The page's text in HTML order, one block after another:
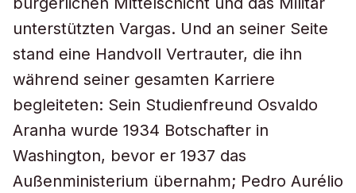
unterstützten Vargas. Und an seiner Seite
stand eine Handvoll Vertrauter, die ihn
während seiner gesamten Karriere
begleiteten: Sein Studienfreund Osvaldo
Aranha wurde 1934 Botschafter in
Washington, bevor er 1937 das
Außenministerium übernahm; Pedro Aurélio